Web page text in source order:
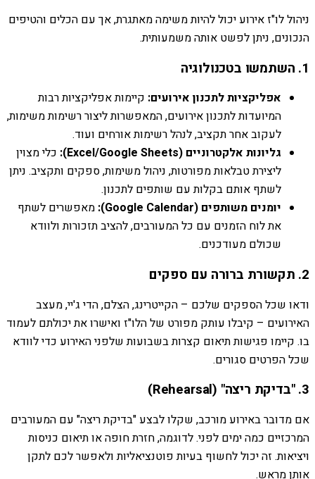
ניהול לו"ז אירוע יכול להיות משימה מאתגרת, אך עם הכלים והטיפים
הנכונים, ניתן לפשט אותה משמעותית.
1. השתמשו בטכנולוגיה
אפליקציות לתכנון אירועים: קיימות אפליקציות רבות
המיועדות לתכנון אירועים, המאפשרות ליצור רשימות משימות,
לעקוב אחר תקציב, לנהל רשימות אורחים ועוד.
גליונות אלקטרוניים (Excel/Google Sheets):
כלי מצוין
ליצירת טבלאות מפורטות, ניהול משימות, ספקים ותקציב. ניתן
לשתף אותם בקלות עם שותפים לתכנון.
יומנים משותפים (Google Calendar):
מאפשרים לשתף
את לוח הזמנים עם כל המעורבים, להציב תזכורות ולוודא
שכולם מעודכנים.
2. תקשורת ברורה עם ספקים
ודאו שכל הספקים שלכם – הקייטרינג, הצלם, הדי ג'יי, מעצב
האירועים – קיבלו עותק מפורט של הלו"ז ואישרו את יכולתם לעמוד
בו. קיימו פגישות תיאום קצרות בשבועות שלפני האירוע כדי לוודא
שכל הפרטים סגורים.
3. "בדיקת ריצה" (Rehearsal)
אם מדובר באירוע מורכב, שקלו לבצע "בדיקת ריצה" עם המעורבים
המרכזיים כמה ימים לפני. לדוגמה, חזרת חופה או תיאום כניסות
ויציאות. זה יכול לחשוף בעיות פוטנציאליות ולאפשר לכם לתקן
אותן מראש.